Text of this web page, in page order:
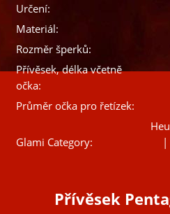
Určení:
Materiál:
Rozměr šperků:
Přívěsek, délka včetně
očka:
Průměr očka pro řetízek:
Glami Category:
|
Přívěsek